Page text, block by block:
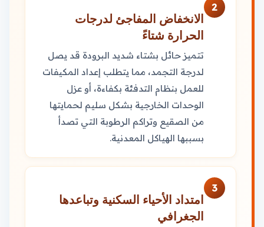
2
الانخفاض المفاجئ لدرجات
الحرارة شتاءً
تتميز حائل بشتاء شديد البرودة قد يصل
لدرجة التجمد، مما يتطلب إعداد المكيفات
للعمل بنظام التدفئة بكفاءة، أو عزل
الوحدات الخارجية بشكل سليم لحمايتها
من الصقيع وتراكم الرطوبة التي تصدأ
بسببها الهياكل المعدنية.
3
امتداد الأحياء السكنية وتباعدها
الجغرافي